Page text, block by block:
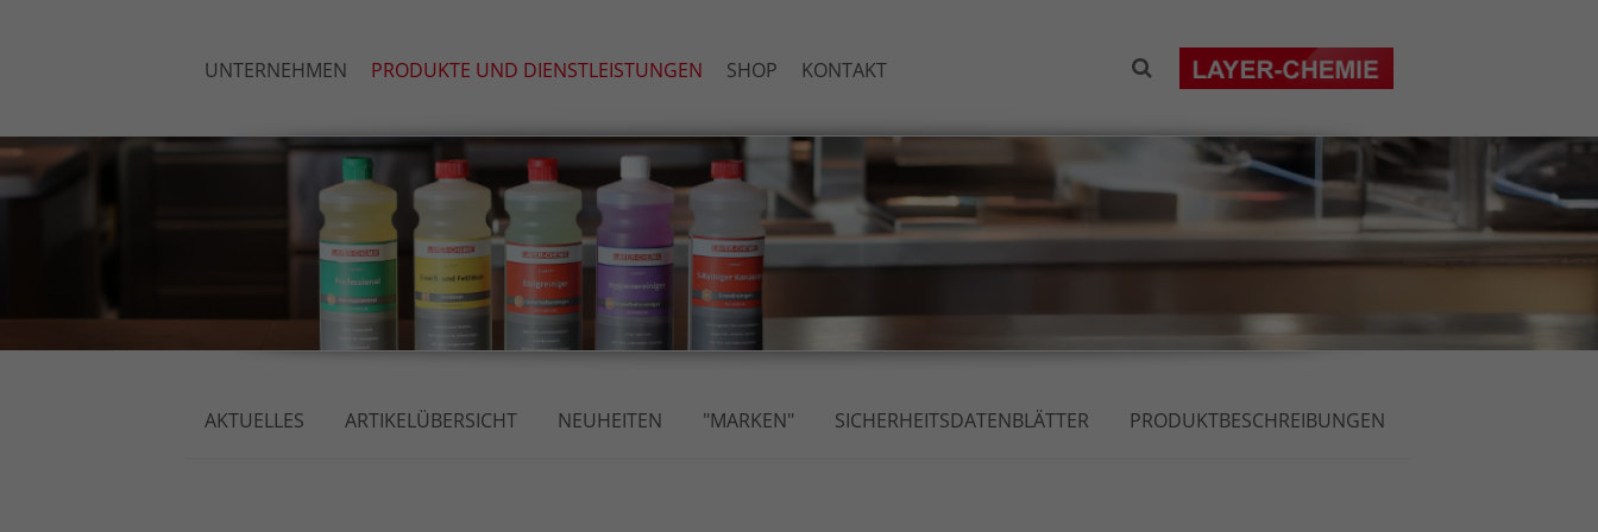
UNTERNEHMEN PRODUKTE UND DIENSTLEISTUNGEN SHOP KONTAKT
AKTUELLES ARTIKELÜBERSICHT NEUHEITEN "MARKEN" SICHERHEITSDATENBLÄTTER PRODUKTBESCHREIBUNGEN